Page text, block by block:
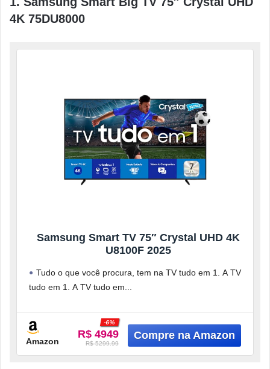
4K 75DU8000
Samsung Smart TV 75″ Crystal UHD 4K
U8100F 2025
Tudo o que você procura, tem na TV tudo em 1. A TV
tudo em 1. A TV tudo em
Amazon
R$ 4949
-6%
R$ 5299.99